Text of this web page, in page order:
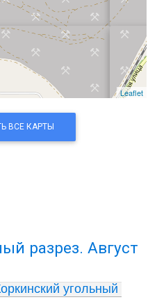
Leaflet
ВСЕ КАРТЫ
разрез. Август
угольный